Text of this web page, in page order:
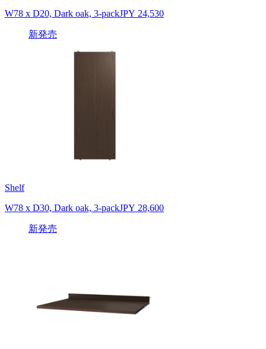
W78 x D20, Dark oak, 3-packJPY 24,530
新発売
Shelf
W78 x D30, Dark oak, 3-packJPY 28,600
新発売